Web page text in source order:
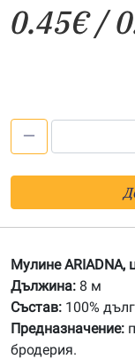
0.45€/
Мулине
АRIADNA
Мулине ARIADNA,
Дължина: 8 м
Състав: 100%
Предназначение:
бродерия.